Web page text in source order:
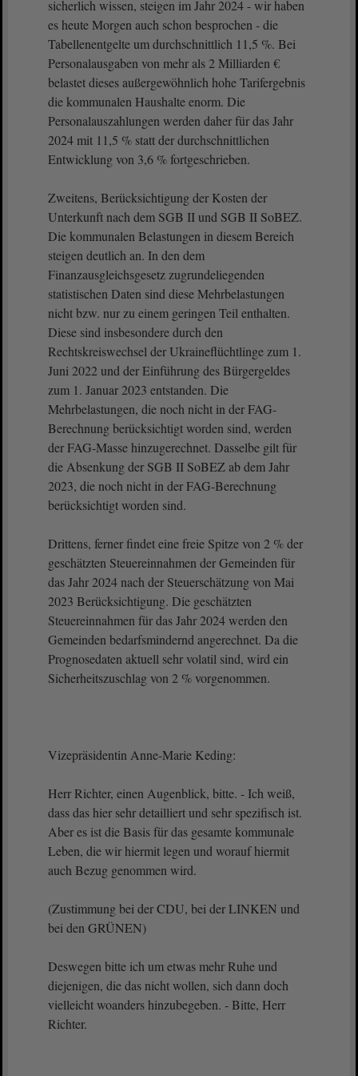
sicherlich wissen, steigen im Jahr 2024 - wir haben
es heute Morgen auch schon besprochen - die
Tabellenentgelte um durchschnittlich 11,5 %. Bei
Personalausgaben von mehr als 2 Milliarden €
belastet dieses außergewöhnlich hohe Tarifergebnis
die kommunalen Haushalte enorm. Die
Personalauszahlungen werden daher für das Jahr
2024 mit 11,5 % statt der durchschnittlichen
Entwicklung von 3,6 % fortgeschrieben.
Zweitens, Berücksichtigung der Kosten der
Unterkunft nach dem SGB II und SGB II SoBEZ.
Die kommunalen Belastungen in diesem Bereich
steigen deutlich an. In den dem
Finanzausgleichsgesetz zugrundeliegenden
statistischen Daten sind diese Mehrbelastungen
nicht bzw. nur zu einem geringen Teil enthalten.
Diese sind insbesondere durch den
Rechtskreiswechsel der Ukraineflüchtlinge zum 1.
Juni 2022 und der Einführung des Bürgergeldes
zum 1. Januar 2023 entstanden. Die
Mehrbelastungen, die noch nicht in der FAG-
Berechnung berücksichtigt worden sind, werden
der FAG-Masse hinzugerechnet. Dasselbe gilt für
die Absenkung der SGB II SoBEZ ab dem Jahr
2023, die noch nicht in der FAG-Berechnung
berücksichtigt worden sind.
Drittens, ferner findet eine freie Spitze von 2 % der
geschätzten Steuereinnahmen der Gemeinden für
das Jahr 2024 nach der Steuerschätzung von Mai
2023 Berücksichtigung. Die geschätzten
Steuereinnahmen für das Jahr 2024 werden den
Gemeinden bedarfsmindernd angerechnet. Da die
Prognosedaten aktuell sehr volatil sind, wird ein
Sicherheitszuschlag von 2 % vorgenommen.
Vizepräsidentin Anne-Marie Keding:
Herr Richter, einen Augenblick, bitte. - Ich weiß,
dass das hier sehr detailliert und sehr spezifisch ist.
Aber es ist die Basis für das gesamte kommunale
Leben, die wir hiermit legen und worauf hiermit
auch Bezug genommen wird.
(Zustimmung bei der CDU, bei der LINKEN und
bei den GRÜNEN)
Deswegen bitte ich um etwas mehr Ruhe und
diejenigen, die das nicht wollen, sich dann doch
vielleicht woanders hinzubegeben. - Bitte, Herr
Richter.